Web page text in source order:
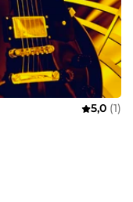
5,0 (1)